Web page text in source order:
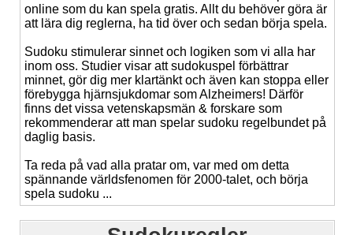
online som du kan spela gratis. Allt du behöver göra är
att lära dig reglerna, ha tid över och sedan börja spela.
Sudoku stimulerar sinnet och logiken som vi alla har
inom oss. Studier visar att sudokuspel förbättrar
minnet, gör dig mer klartänkt och även kan stoppa eller
förebygga hjärnsjukdomar som Alzheimers! Därför
finns det vissa vetenskapsmän & forskare som
rekommenderar att man spelar sudoku regelbundet på
daglig basis.
Ta reda på vad alla pratar om, var med om detta
spännande världsfenomen för 2000-talet, och börja
spela sudoku ...